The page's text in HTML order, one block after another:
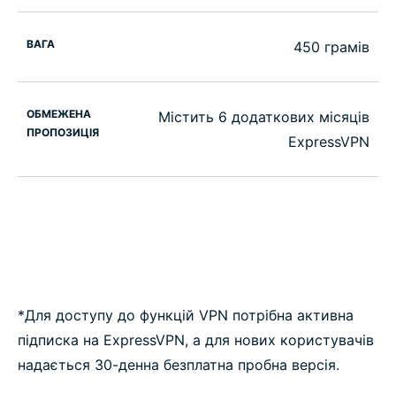
ВАГА 450 грамів
ОБМЕЖЕНА
ПРОПОЗИЦІЯ
Містить 6 додаткових місяців
ExpressVPN
*Для доступу до функцій VPN потрібна активна
підписка на ExpressVPN, а для нових користувачів
надається 30-денна безплатна пробна версія.